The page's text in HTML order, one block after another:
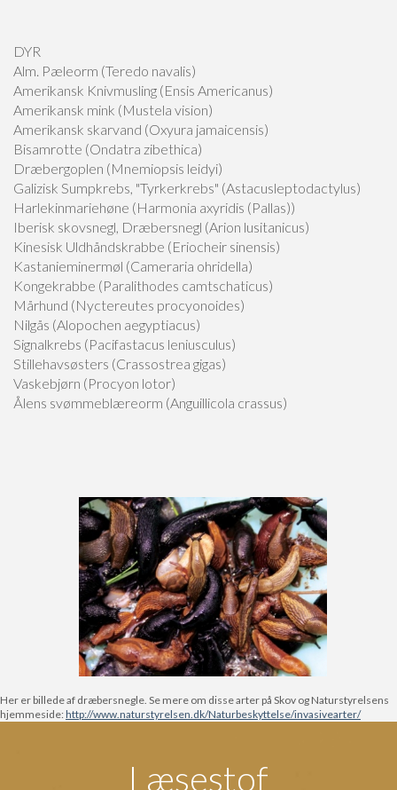
DYR
Alm. Pæleorm (Teredo navalis)
Amerikansk Knivmusling (Ensis Americanus)
Amerikansk mink (Mustela vision)
Amerikansk skarvand (Oxyura jamaicensis)
Bisamrotte (Ondatra zibethica)
Dræbergoplen (Mnemiopsis leidyi)
Galizisk Sumpkrebs, "Tyrkerkrebs" (Astacusleptodactylus)
Harlekinmariehøne (Harmonia axyridis (Pallas))
Iberisk skovsnegl, Dræbersnegl (Arion lusitanicus)
Kinesisk Uldhåndskrabbe (Eriocheir sinensis)
Kastanieminermøl (Cameraria ohridella)
Kongekrabbe (Paralithodes camtschaticus)
Mårhund (Nyctereutes procyonoides)
Nilgås (Alopochen aegyptiacus)
Signalkrebs (Pacifastacus leniusculus)
Stillehavsøsters (Crassostrea gigas)
Vaskebjørn (Procyon lotor)
Ålens svømmeblæreorm (Anguillicola crassus)
Her er billede af dræbersnegle. Se mere om disse arter på Skov og Naturstyrelsens
hjemmeside:http://www.naturstyrelsen.dk/Naturbeskyttelse/invasivearter/
Læsestof